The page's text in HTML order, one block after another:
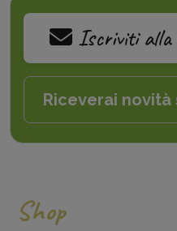
Iscriviti alla
Riceverai
Shop